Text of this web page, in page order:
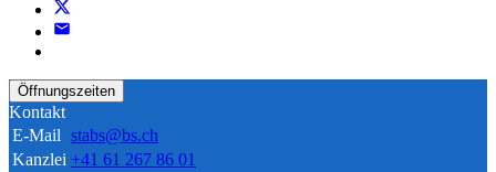
Öffnungszeiten
Kontakt
E-Mail stabs@bs.ch
Kanzlei +41 61 267 86 01